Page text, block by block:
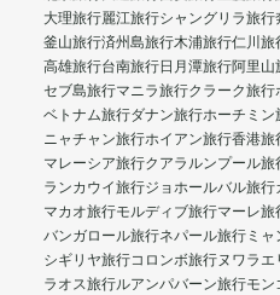
大理旅行麗江旅行シャングリラ旅行
釜山旅行済州島旅行木浦旅行仁川旅
高雄旅行台南旅行日月潭旅行阿里山
セブ島旅行マニラ旅行クラーク旅行
ベトナム旅行ダナン旅行ホーチミン
ニャチャン旅行ホイアン旅行香港旅
マレーシア旅行クアラルンプール旅
ランカウイ旅行ジョホールバル旅行
マカオ旅行モルディブ旅行マーレ旅
バンガロール旅行ネパール旅行 ミ
シギリヤ旅行コロンボ旅行ヌワラエ
ラオス旅行ルアンパバーン旅行モン